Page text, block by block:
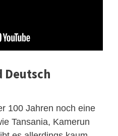
Deutsch
100 Jahren noch eine
Tansania, Kamerun